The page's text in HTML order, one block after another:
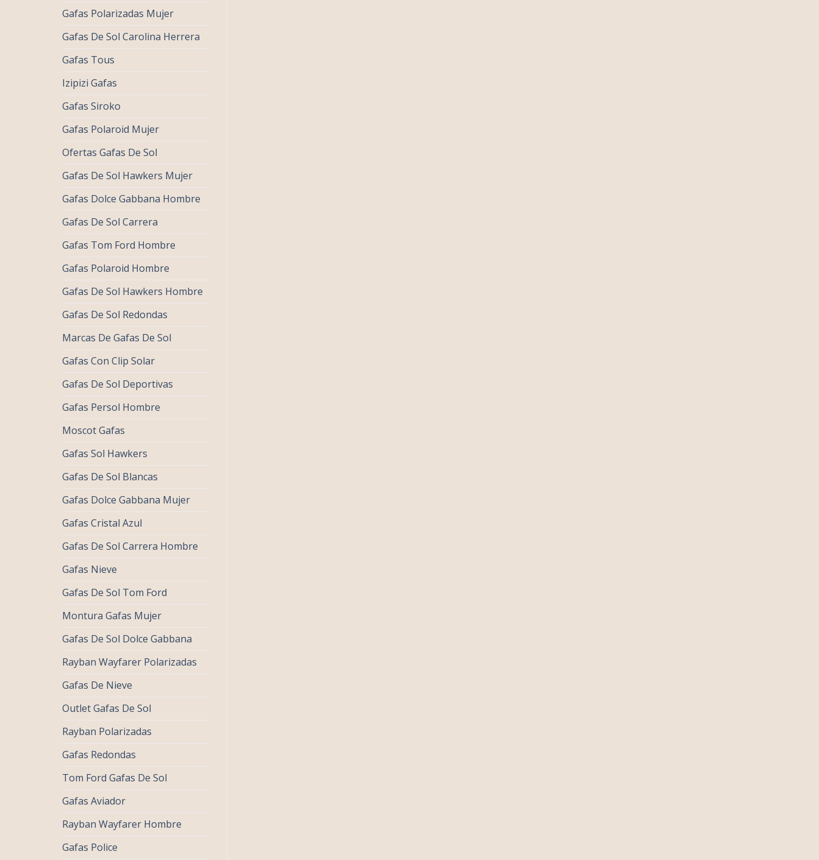
Gafas Polarizadas Mujer
Gafas De Sol Carolina Herrera
Gafas Tous
Izipizi Gafas
Gafas Siroko
Gafas Polaroid Mujer
Ofertas Gafas De Sol
Gafas De Sol Hawkers Mujer
Gafas Dolce Gabbana Hombre
Gafas De Sol Carrera
Gafas Tom Ford Hombre
Gafas Polaroid Hombre
Gafas De Sol Hawkers Hombre
Gafas De Sol Redondas
Marcas De Gafas De Sol
Gafas Con Clip Solar
Gafas De Sol Deportivas
Gafas Persol Hombre
Moscot Gafas
Gafas Sol Hawkers
Gafas De Sol Blancas
Gafas Dolce Gabbana Mujer
Gafas Cristal Azul
Gafas De Sol Carrera Hombre
Gafas Nieve
Gafas De Sol Tom Ford
Montura Gafas Mujer
Gafas De Sol Dolce Gabbana
Rayban Wayfarer Polarizadas
Gafas De Nieve
Outlet Gafas De Sol
Rayban Polarizadas
Gafas Redondas
Tom Ford Gafas De Sol
Gafas Aviador
Rayban Wayfarer Hombre
Gafas Police